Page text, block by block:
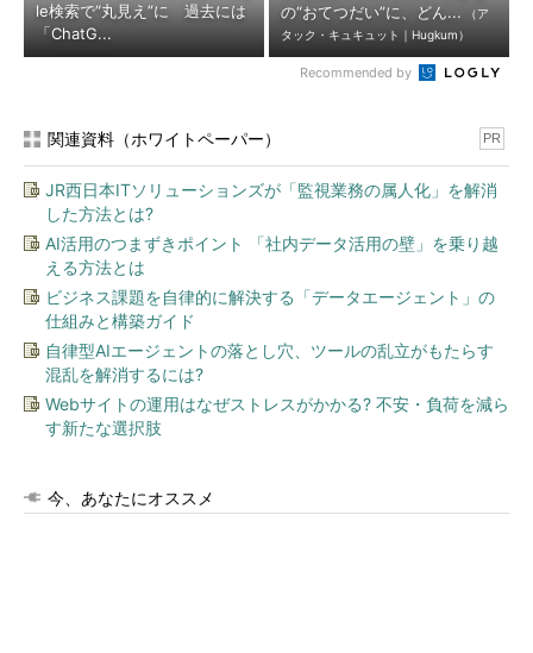
le検索で“丸見え”に 過去には
「ChatG...
の“おてつだい”に、どん...
（ア
タック・キュキュット｜Hugkum）
Recommended by
関連資料（ホワイトペーパー） PR
JR西日本ITソリューションズが「監視業務の属人化」を解消
した方法とは?
AI活用のつまずきポイント 「社内データ活用の壁」を乗り越
える方法とは
ビジネス課題を自律的に解決する「データエージェント」の
仕組みと構築ガイド
自律型AIエージェントの落とし穴、ツールの乱立がもたらす
混乱を解消するには?
Webサイトの運用はなぜストレスがかかる? 不安・負荷を減ら
す新たな選択肢
今、あなたにオススメ